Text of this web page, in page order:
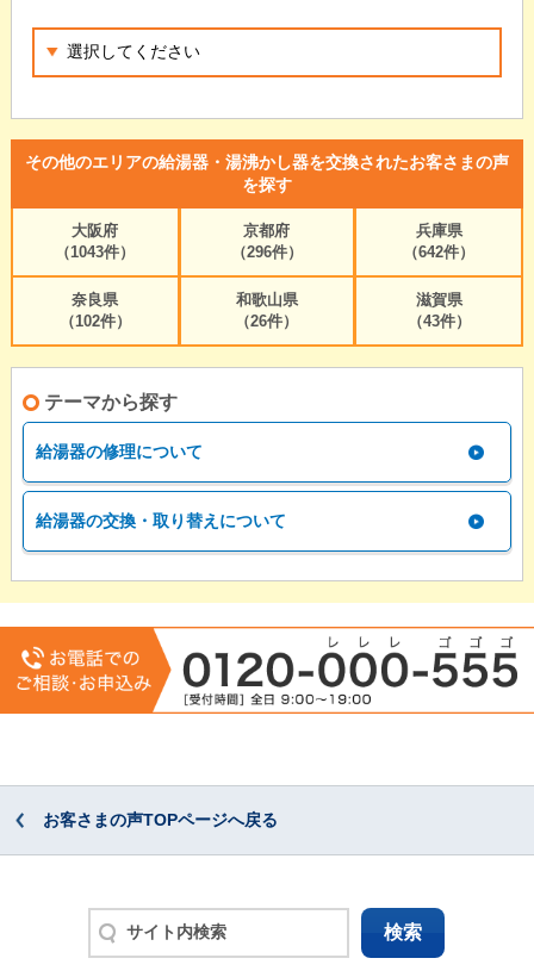
その他のエリアの給湯器・湯沸かし器を交換されたお客さまの声
を探す
大阪府
（1043件）
京都府
（296件）
兵庫県
（642件）
奈良県
（102件）
和歌山県
（26件）
滋賀県
（43件）
テーマから探す
給湯器の修理について
給湯器の交換・取り替えについて
お客さまの声TOPページへ戻る